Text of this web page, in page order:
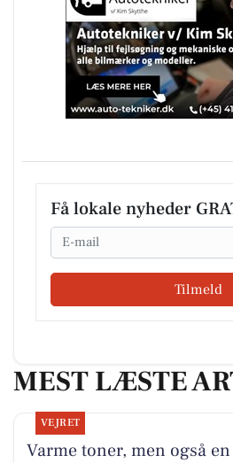
Få lokale nyheder
Email
Tilmeld
MEST LÆSTE
VEJRET
Varme toner, men også